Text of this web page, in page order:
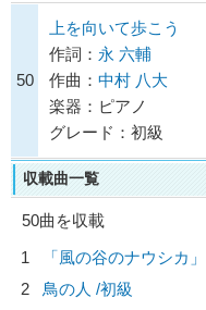
50
上を向いて歩こう
作詞： 永 六輔
作曲： 中村 八大
楽器：ピアノ
グレード：初級
収載曲一覧
50曲を収載
1
「風の谷のナウシカ
2
鳥の人 /初級